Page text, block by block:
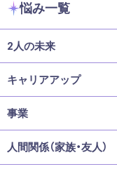
悩み一覧
2人の未来
キャリアアップ
事業
人間関係（家族・友人）